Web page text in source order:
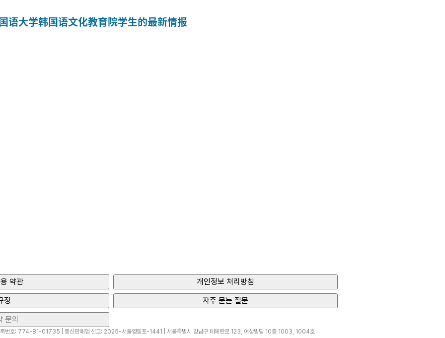
语大学韩国语文化教育院学生的最新情报
약관
개인정보 처리방침
정
자주 묻는 질문
문의
록번호: 774-81-01735 | 통신판매업 신고: 2025-서울영등포-1441 | 서울특별시 강남구 테헤란로 123, 여삼빌딩 10층 1003, 1004호